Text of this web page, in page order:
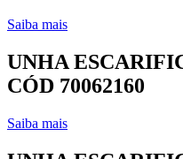
Saiba mais
UNHA
CÓD 70062160
Saiba mais